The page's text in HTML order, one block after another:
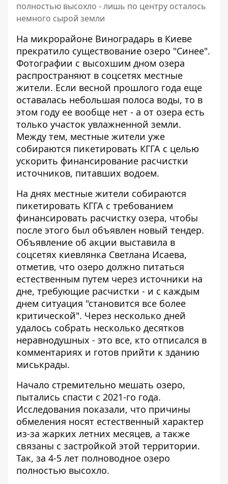
полностью высохло - лишь по центру осталось
немного сырой земли
На микрорайоне Виноградарь в Киеве
прекратило существование озеро "Синее".
Фотографии с высохшим дном озера
распространяют в соцсетях местные
жители. Если весной прошлого года еще
оставалась небольшая полоса воды, то в
этом году ее вообще нет - а от озера есть
только участок увлажненной земли.
Между тем, местные жители уже
собираются пикетировать КГГА с целью
ускорить финансирование расчистки
источников, питавших водоем.
На днях местные жители собираются
пикетировать КГГА с требованием
финансировать расчистку озера, чтобы
после этого был объявлен новый тендер.
Объявление об акции выставила в
соцсетях киевлянка Светлана Исаева,
отметив, что озеро должно питаться
естественным путем через источники на
дне, требующие расчистки - и с каждым
днем ​​ситуация "становится все более
критической". Через несколько дней
удалось собрать несколько десятков
неравнодушных - это все, кто отписался в
комментариях и готов прийти к зданию
миськрады.
Начало стремительно мешать озеро,
пытались спасти с 2021-го года.
Исследования показали, что причины
обмеления носят естественный характер
из-за жарких летних месяцев, а также
связаны с застройкой этой территории.
Так, за 4-5 лет полноводное озеро
полностью высохло.